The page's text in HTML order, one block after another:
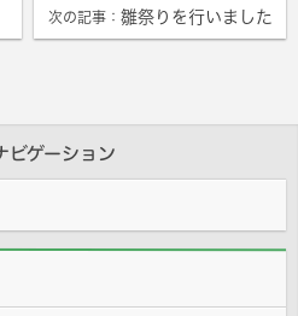
次の記事： 雛祭りを行いました
ビゲーション